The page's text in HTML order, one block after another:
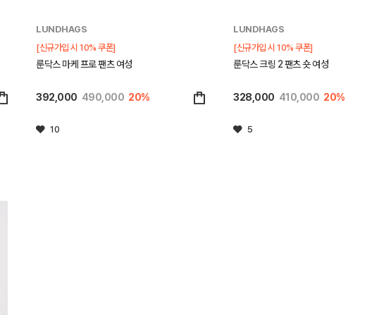
LUNDHAGS
[신규가입 시 10% 쿠폰]
룬닥스 마케 프로 팬츠 여성
392,000 490,000 20%
10
LUNDHAGS
[신규가입 시 10% 쿠폰]
룬닥스 크링 2 팬츠 숏 여성
328,000 410,000 20%
5